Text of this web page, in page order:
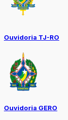
Ouvidoria TJ-RO
Ouvidoria GERO